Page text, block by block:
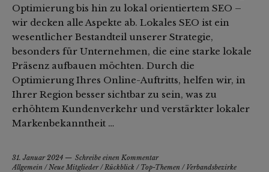
Optimierung bis hin zu lokal orientiertem SEO –
wir decken alle Aspekte ab. Lokales SEO ist ein
wesentlicher Bestandteil unserer Strategie,
besonders für Unternehmen, die eine starke lokale
Präsenz aufbauen möchten. Durch die
Optimierung Ihres Online-Auftritts, helfen wir, in
Ihrer Region besser sichtbar zu sein, was zu
erhöhtem Kundenverkehr und verstärkter lokaler
Markenbekanntheit …
31. Januar 2024
Schreibe einen Kommentar
Allgemein / Neue Mitglieder/ Rückblick / Top-Themen / Verbandsbezirke